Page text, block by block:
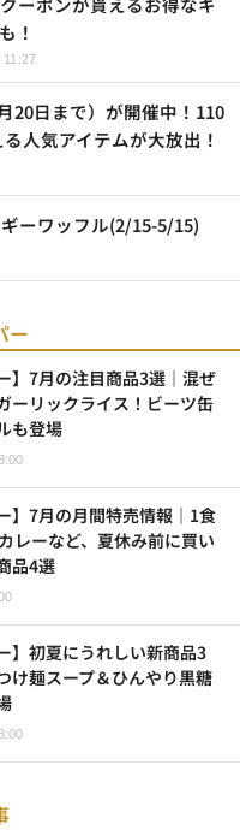
！
11:27
20日まで）が開催中！110
人気アイテムが大放出！
ーワッフル(2/15-5/15)
ー
】7月の注目商品3選｜混ぜ
ーリックライス！ビーツ缶
も登場
】7月の月間特売情報｜1食
レーなど、夏休み前に買い
品4選
】初夏にうれしい新商品3
け麺スープ＆ひんやり黒糖